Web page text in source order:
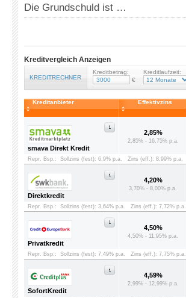
Die Grundschuld ist …
Kreditvergleich Anzeigen
KREDITRECHNER
Kreditbetrag:
€
Kreditlaufzeit:
Kreditanbieter Effektivzins
smava Direkt Kredit
2,85%
2,85% - 16,75% p.a.
Repr. Bsp.: Sollzins (fest): 6,9% p.a. Zins (eff.): 8,99% p.a.
Direktkredit
4,20%
3,70% - 8,00% p.a.
Repr. Bsp.: Sollzins (fest): 3,64% p.a. Zins (eff.): 7,72% p.a.
Privatkredit
4,50%
4,50% - 11,95% p.a.
Repr. Bsp.: Sollzins (fest): 7,49% p.a. Zins (eff.): 7,75% p.a.
SofortKredit
4,59%
2,99% - 12,99% p.a.